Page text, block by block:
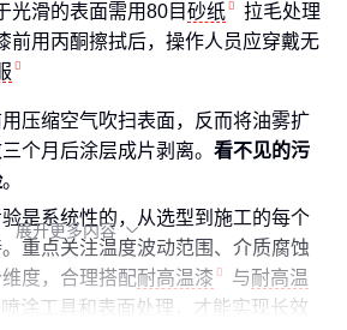
光滑的表面需用80目砂纸
拉毛处理
前用丙酮擦拭后，操作人员应穿戴无
压缩空气吹扫表面，反而将油雾扩
个月后涂层成片剥离。 看不见的污
。
是系统性的，从选型到施工的每个
重点关注温度波动范围、介质腐蚀
度，合理搭配耐高温漆 与耐高温
喷涂工具和表面处理，才能实现长效
展开更多内容 